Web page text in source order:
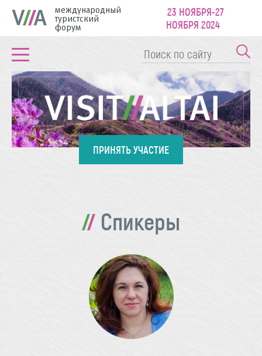
международный
туристский
форум
23 НОЯБРЯ-27
НОЯБРЯ 2024
ПРИНЯТЬ УЧАСТИЕ
Спикеры